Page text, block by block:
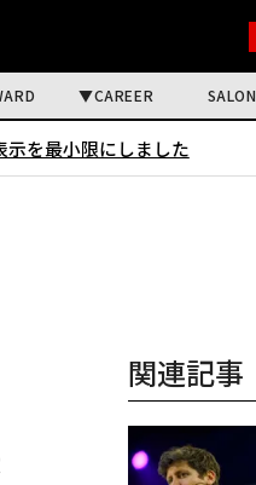
CAREER SALON
示を最小限にしました
関連記事